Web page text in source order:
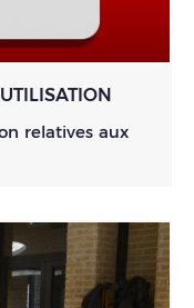
relatives aux